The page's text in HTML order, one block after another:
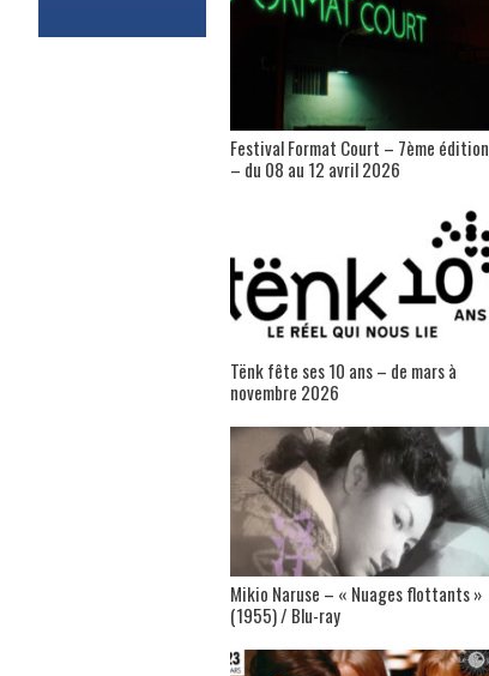
Festival Format Court – 7ème édition
– du 08 au 12 avril 2026
Tënk fête ses 10 ans – de mars à
novembre 2026
Mikio Naruse – « Nuages flottants »
(1955) / Blu-ray